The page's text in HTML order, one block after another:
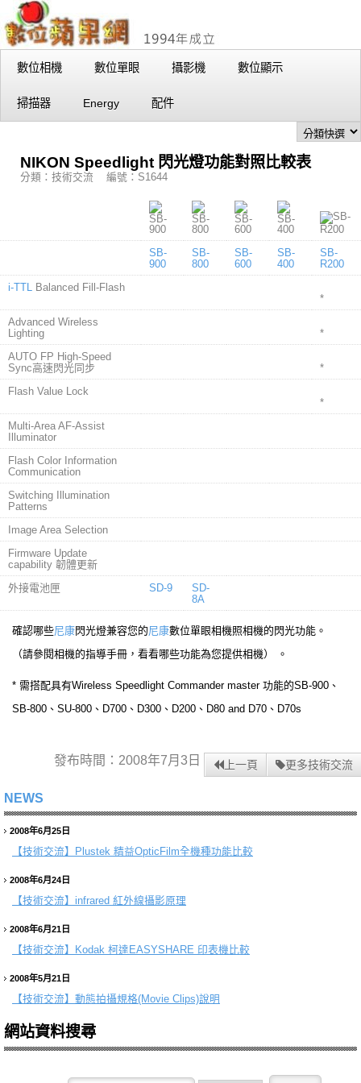
數位相機 數位單眼 攝影機 數位顯示
掃描器 Energy 配件
NIKON Speedlight 閃光燈功能對照比較表
分類：技術交流 編號：S1644
SB-
900
SB-
800
SB-
600
SB-
400
SB-
R200
i-TTL Balanced Fill-Flash
*
Advanced Wireless
Lighting
*
AUTO FP High-Speed
Sync高速閃光同步
*
Flash Value Lock
*
Multi-Area AF-Assist
Illuminator
Flash Color Information
Communication
Switching Illumination
Patterns
Image Area Selection
Firmware Update
capability 韌體更新
外接電池匣
SD-9
SD-
8A
確認哪些尼康閃光燈兼容您的尼康數位單眼相機照相機的閃光功能。
（請參閱相機的指導手冊，看看哪些功能為您提供相機） 。
* 需搭配具有Wireless Speedlight Commander master 功能的SB-900、
SB-800、SU-800、D700、D300、D200、D80 and D70、D70s
發布時間：2008年7月3日 上一頁 更多技術交流
NEWS
2008年6月25日
【技術交流】 Plustek 精益OpticFilm全機種功能比較
2008年6月24日
【技術交流】 infrared 紅外線攝影原理
2008年6月21日
【技術交流】 Kodak 柯達EASYSHARE 印表機比較
2008年5月21日
【技術交流】 動態拍攝規格(Movie Clips)說明
網站資料搜尋